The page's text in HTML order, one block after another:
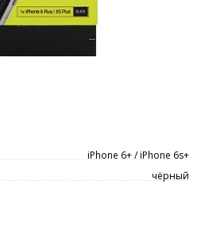
iPhone 6+ / iPhone 6s+
чёрный